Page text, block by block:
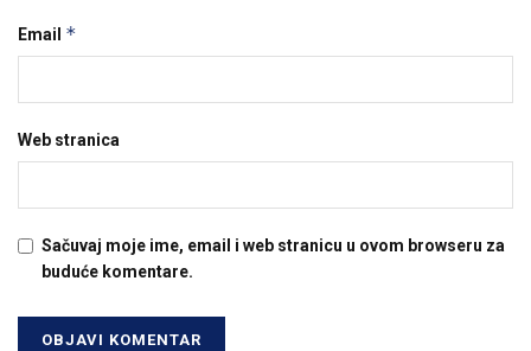
Email *
Web stranica
Sačuvaj moje ime, email i web stranicu u ovom browseru za
buduće komentare.